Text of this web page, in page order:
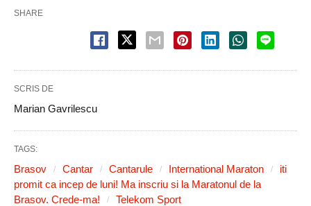
SHARE
SCRIS DE
Marian Gavrilescu
TAGS:
Brasov Cantar Cantarule International Maraton
iti
promit ca incep de luni! Ma inscriu si la Maratonul de la
Brasov. Crede-ma!
Telekom Sport